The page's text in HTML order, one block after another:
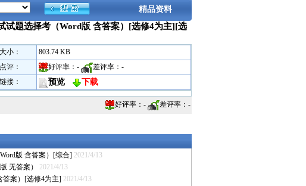
精品资料
试题选择考（Word版 含答案）[选修4为主][选
小：
803.74 KB
评： 好评率： - 差评率： -
接： 预览 下载
好评率： - 差评率： -
版 含答案）[综合] 2021/4/13
无答案）
2021/4/13
答案）[选修4为主] 2021/4/13